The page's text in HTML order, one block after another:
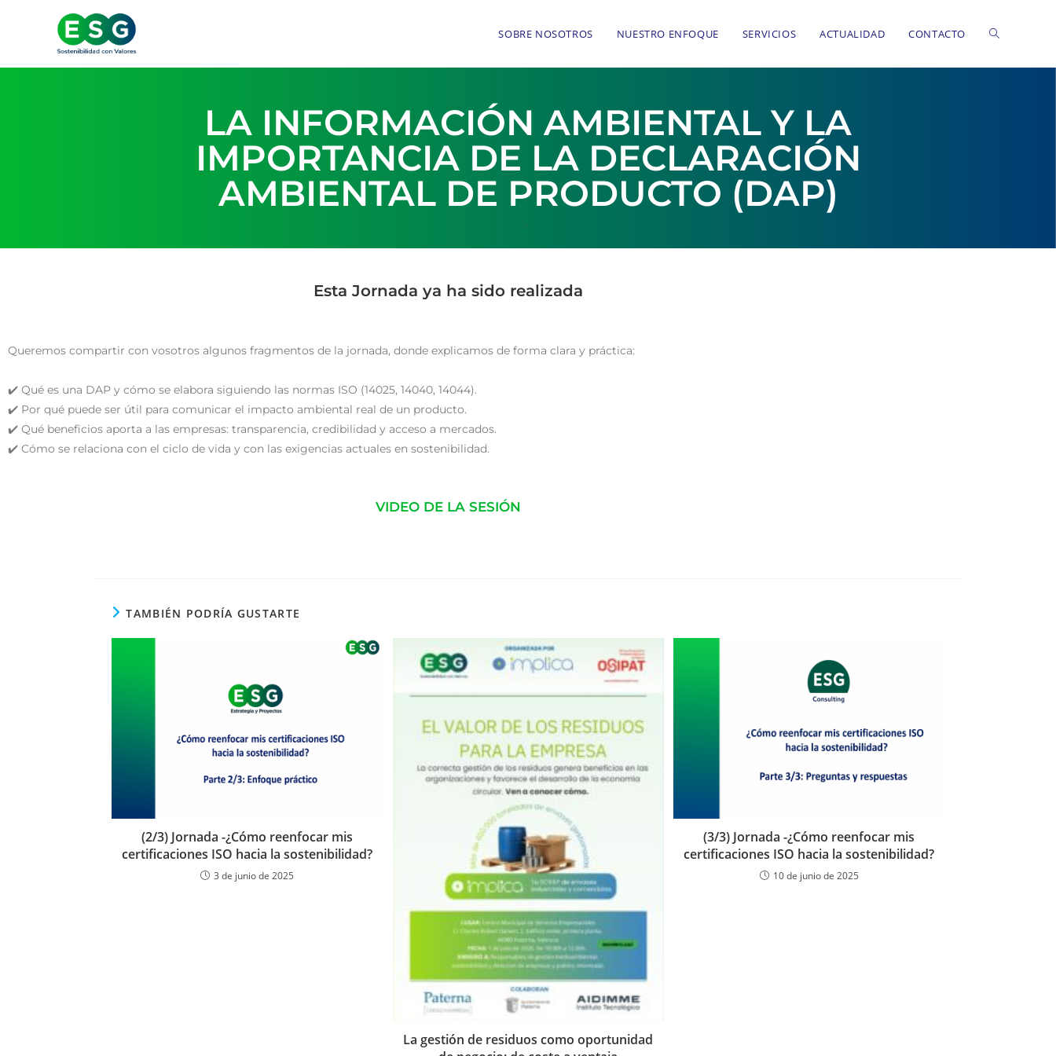
SOBRE NOSOTROS NUESTRO ENFOQUE SERVICIOS ACTUALIDAD CONTACTO
LA INFORMACIÓN AMBIENTAL Y LA
IMPORTANCIA DE LA DECLARACIÓN
AMBIENTAL DE PRODUCTO (DAP)
-
Esta Jornada ya ha sido realizada
Queremos compartir con vosotros algunos fragmentos de la jornada, donde explicamos de forma clara y práctica:
✔️ Qué es una DAP y cómo se elabora siguiendo las normas ISO (14025, 14040, 14044).
✔️ Por qué puede ser útil para comunicar el impacto ambiental real de un producto.
✔️ Qué beneficios aporta a las empresas: transparencia, credibilidad y acceso a mercados.
✔️ Cómo se relaciona con el ciclo de vida y con las exigencias actuales en sostenibilidad.
VIDEO DE LA SESIÓN
TAMBIÉN PODRÍA GUSTARTE
(2/3) Jornada -¿Cómo reenfocar mis
certificaciones ISO hacia la sostenibilidad?
3 de junio de 2025
La gestión de residuos como oportunidad
(3/3) Jornada -¿Cómo reenfocar mis
certificaciones ISO hacia la sostenibilidad?
10 de junio de 2025